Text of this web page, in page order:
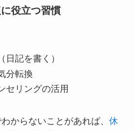
役立つ習慣
日記を書く）
分転換
セリングの活用
からないことがあれば、 休